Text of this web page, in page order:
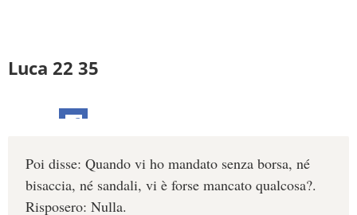
Luca 22 35
Poi disse: Quando vi ho mandato senza borsa, né
bisaccia, né sandali, vi è forse mancato qualcosa?.
Risposero: Nulla.